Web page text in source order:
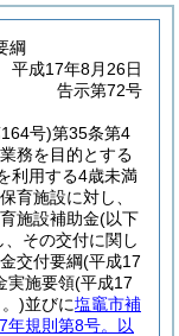
綱
平成17年8月26日
告示第72号
号)第35条第4
務を目的とする
利用する4歳未満
育施設に対し、
施設補助金(以下
その交付に関し
交付要綱(平成17
実施要領(平成17
)並びに塩竈市補
年規則第8号。以